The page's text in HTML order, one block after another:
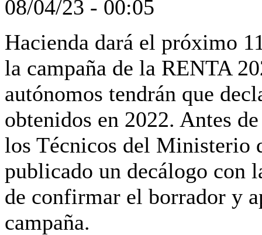
08/04/23 - 00:05
Hacienda dará el próximo
la campaña de la RENTA
autónomos tendrán que
obtenidos en 2022. Antes
los Técnicos del Ministerio
publicado un decálogo con
de confirmar el borrador y
campaña.